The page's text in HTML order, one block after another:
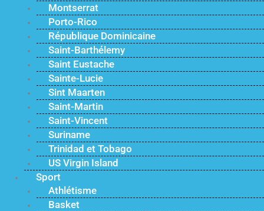
Montserrat
Porto-Rico
République Dominicaine
Saint-Barthélemy
Saint Eustache
Sainte-Lucie
Sint Maarten
Saint-Martin
Saint-Vincent
Suriname
Trinidad et Tobago
US Virgin Island
Sport
Athlétisme
Basket